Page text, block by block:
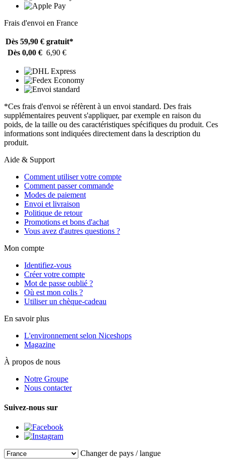
Frais d'envoi en France
Dès 59,90 € gratuit*
Dès 0,00 € 6,90 €
*Ces frais d'envoi se réfèrent à un envoi standard. Des frais
supplémentaires peuvent s'appliquer, par exemple en raison du
poids, de la taille ou des caractéristiques spécifiques du produit. Ces
informations sont indiquées directement dans la description du
produit.
Aide & Support
Comment utiliser votre compte
Comment passer commande
Modes de paiement
Envoi et livraison
Politique de retour
Promotions et bons d'achat
Vous avez d'autres questions ?
Mon compte
Identifiez-vous
Créer votre compte
Mot de passe oublié ?
Où est mon colis ?
Utiliser un chèque-cadeau
En savoir plus
L'environnement selon Niceshops
Magazine
À propos de nous
Notre Groupe
Nous contacter
Suivez-nous sur
Changer de pays / langue